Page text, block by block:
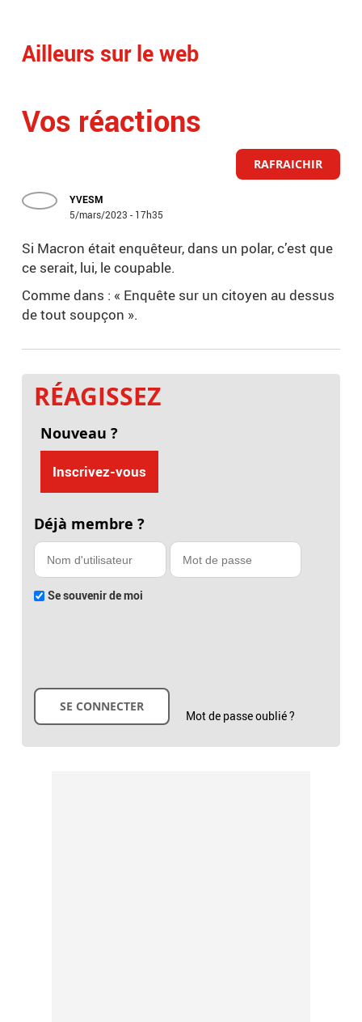
Ailleurs sur le web
Vos réactions
RAFRAICHIR
YVESM
5/mars/2023 - 17h35
Si Macron était enquêteur, dans un polar, c’est que
ce serait, lui, le coupable.
Comme dans : « Enquête sur un citoyen au dessus
de tout soupçon ».
RÉAGISSEZ
Nouveau ?
Inscrivez-vous
Déjà membre ?
Se souvenir de moi
Mot de passe oublié ?